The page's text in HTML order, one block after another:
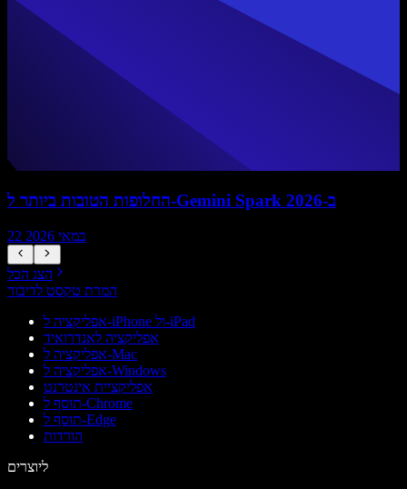
החלופות הטובות ביותר ל-Gemini Spark ב-2026
22 במאי 2026
הצג הכל
המרת טקסט לדיבור
אפליקציה ל-iPhone ול-iPad
אפליקציה לאנדרואיד
אפליקציה ל-Mac
אפליקציה ל-Windows
אפליקציית אינטרנט
תוסף ל-Chrome
תוסף ל-Edge
הורדות
ליוצרים